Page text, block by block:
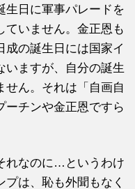
生日に軍事パレードを
ていません。金正恩も
成の誕生日には国家イ
いますが、自分の誕生
せん。それは「自画自
ーチンや金正恩ですら
れなのに…というわけ
は、恥も外聞もなく